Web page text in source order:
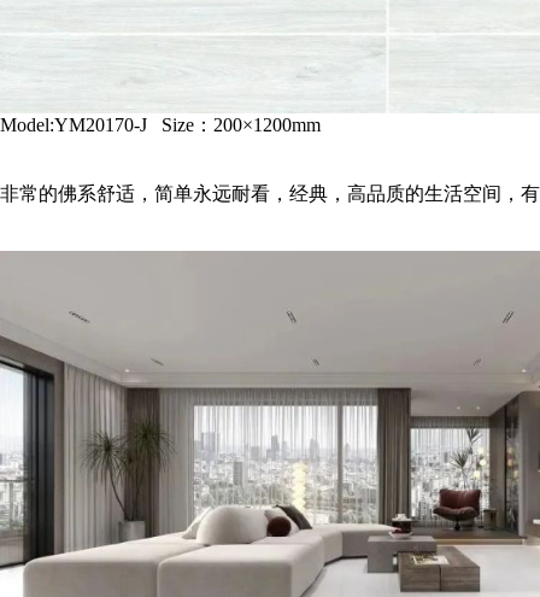
Model:YM20170-J Size：200×1200mm
非常的佛系舒适，简单永远耐看，经典，高品质的生活空间，